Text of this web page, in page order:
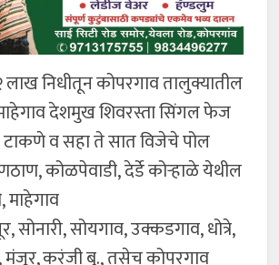
लाख निधीतून कोपरगाव तालुक्यातील
देशमुख शिवरस्ता सिंगल फेज
टाकणे व सहा ते सात विजेचे पोल
कोळपेवाडी, देर्डे कोऱ्हाळे येथील
माहेगाव
सोनारी, सोयगाव, उक्कडगाव, धोत्रे,
मंजूर, करंजी बु., तसेच कोपरगाव